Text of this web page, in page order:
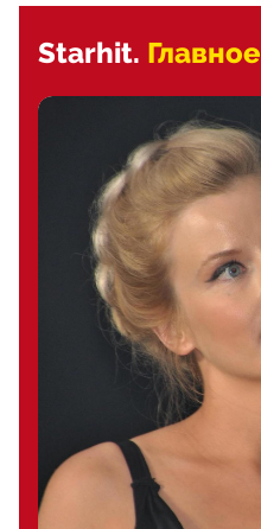
Starhit. Главное